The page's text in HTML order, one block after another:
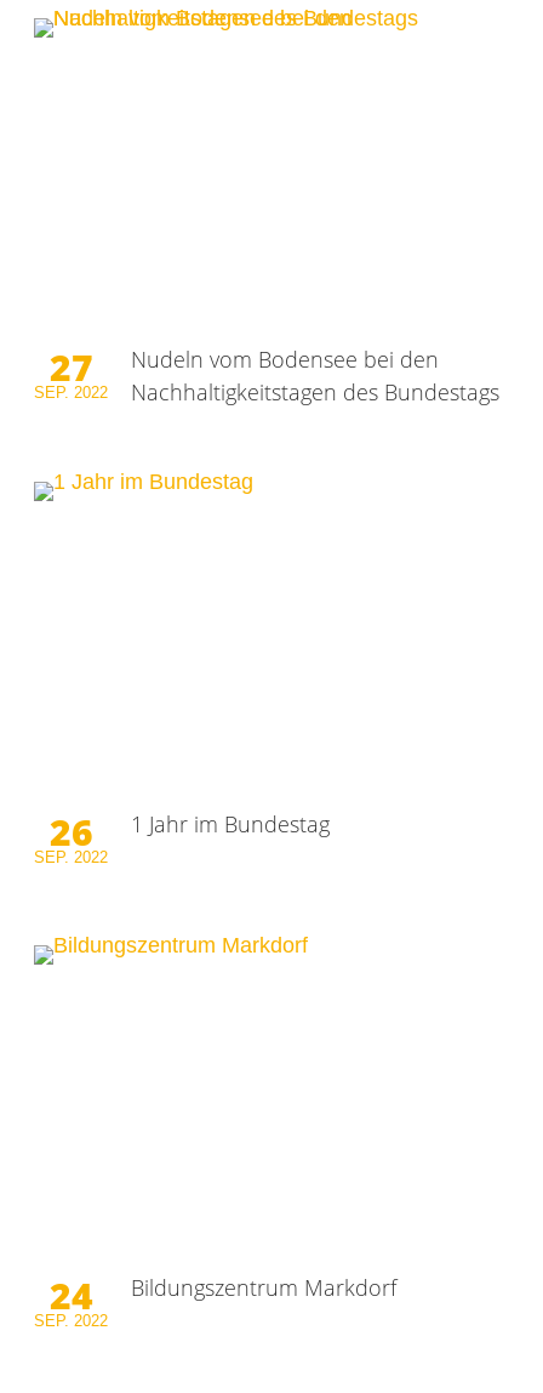
27
SEP.2022
Nudeln vom Bodensee bei den
Nachhaltigkeitstagen des Bundestags
26
SEP.2022
1 Jahr im Bundestag
24
SEP. 2022
Bildungszentrum Markdorf